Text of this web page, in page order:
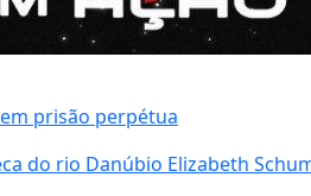
prisão perpétua
do rio Danúbio Elizabeth